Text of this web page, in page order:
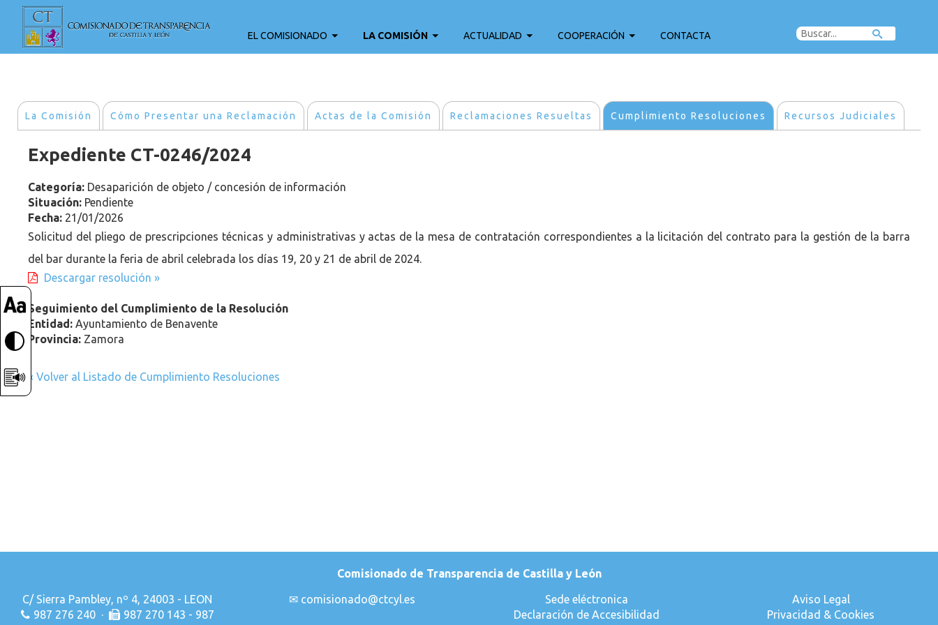
EL COMISIONADO LA COMISIÓN ACTUALIDAD COOPERACIÓN CONTACTA
La Comisión Cómo Presentar una Reclamación Actas de la Comisión Reclamaciones Resueltas Cumplimiento Resoluciones Recursos Judiciales
Expediente CT-0246/2024
Categoría: Desaparición de objeto / concesión de información
Situación: Pendiente
Fecha: 21/01/2026
Solicitud del pliego de prescripciones técnicas y administrativas y actas de la mesa de contratación correspondientes a la licitación del contrato para la gestión de la barra
del bar durante la feria de abril celebrada los días 19, 20 y 21 de abril de 2024.
Descargar resolución »
Seguimiento del Cumplimiento de la Resolución
Entidad:Ayuntamiento de Benavente
Provincia: Zamora
« Volver al Listado de Cumplimiento Resoluciones
Comisionado de Transparencia de Castilla y León
C/ Sierra Pambley, nº 4, 24003 - LEON
987 276 240 ·
987 270 143 - 987
✉ comisionado@ctcyl.es
Sede eléctronica
Declaración de Accesibilidad
Aviso Legal
Privacidad & Cookies